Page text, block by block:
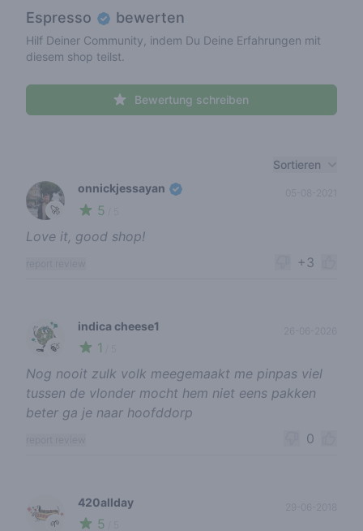
Espresso bewerten
Hilf Deiner Community, indem Du Deine Erfahrungen mit
diesem shop teilst.
Bewertung schreiben
Sortieren
🚀
onnickjessayan
5
Love it, good shop!
+3
🍃
indica cheese1
1
Nog nooit zulk volk meegemaakt me pinpas viel
tussen de vlonder mocht hem niet eens pakken
beter ga je naar hoofddorp
0
🌱
420allday
5